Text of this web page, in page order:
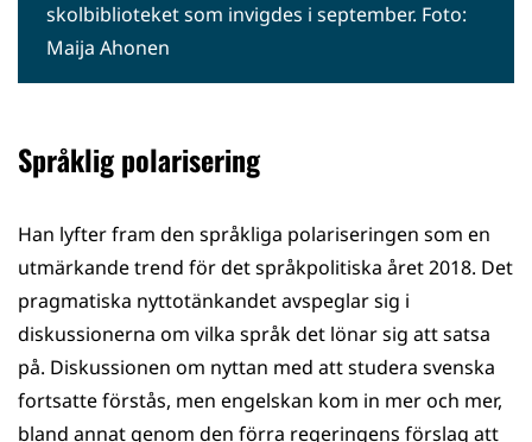
skolbiblioteket som invigdes i september. Foto:
Maija Ahonen
Språklig polarisering
Han lyfter fram den språkliga polariseringen som en
utmärkande trend för det språkpolitiska året 2018. Det
pragmatiska nyttotänkandet avspeglar sig i
diskussionerna om vilka språk det lönar sig att satsa
på. Diskussionen om nyttan med att studera svenska
fortsatte förstås, men engelskan kom in mer och mer,
bland annat genom den förra regeringens förslag att